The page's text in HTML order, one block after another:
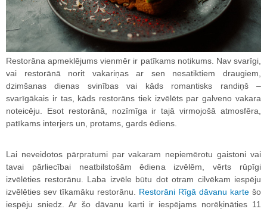
Restorāna apmeklējums vienmēr ir patīkams notikums. Nav svarīgi,
vai restorānā norit vakariņas ar sen nesatiktiem draugiem,
dzimšanas dienas svinības vai kāds romantisks randiņš –
svarīgākais ir tas, kāds restorāns tiek izvēlēts par galveno vakara
noteicēju. Esot restorānā, nozīmīga ir tajā virmojošā atmosfēra,
patīkams interjers un, protams, gards ēdiens.
Lai neveidotos pārpratumi par vakaram nepiemērotu gaistoni vai
tavai pārliecībai neatbilstošām ēdiena izvēlēm, vērts rūpīgi
izvēlēties restorānu. Laba izvēle būtu dot otram cilvēkam iespēju
izvēlēties sev tīkamāku restorānu. Restorāni Rīgā dāvanu karte šo
iespēju sniedz. Ar šo dāvanu karti ir iespējams norēķināties 11